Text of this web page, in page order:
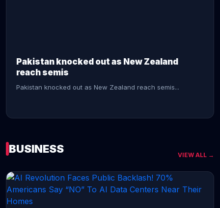
Pakistan knocked out as New Zealand
reach semis
Pakistan knocked out as New Zealand reach semis...
CONTINUE READING →
BUSINESS VIEW ALL →